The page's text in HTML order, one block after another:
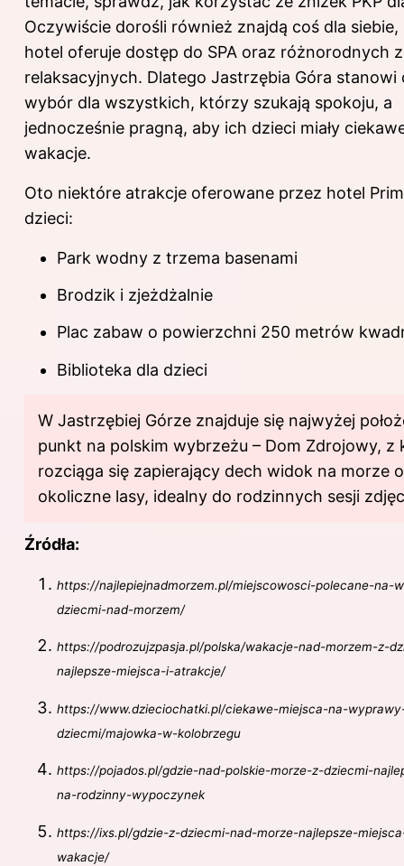
Oczywiście dorośli również znajdą coś dla
hotel oferuje dostęp do SPA oraz różnorodnych
relaksacyjnych. Dlatego Jastrzębia Góra stanowi
wybór dla wszystkich, którzy szukają spokoju, a
jednocześnie pragną, aby ich dzieci miały
wakacje.
Oto niektóre atrakcje oferowane przez hotel
dzieci:
Park wodny z trzema basenami
Brodzik i zjeżdżalnie
Plac zabaw o powierzchni 250 metrów
Biblioteka dla dzieci
W Jastrzębiej Górze znajduje się najwyżej
punkt na polskim wybrzeżu – Dom Zdrojowy, z
rozciąga się zapierający dech widok na morze
okoliczne lasy, idealny do rodzinnych sesji
Źródła:
https://najlepiejnadmorzem.pl/miejscowosci-polecane-na-
dziecmi-nad-morzem/
https://podrozujzpasja.pl/polska/wakacje-nad-morzem-z-
najlepsze-miejsca-i-atrakcje/
https://www.dzieciochatki.pl/ciekawe-miejsca-na-
dziecmi/majowka-w-kolobrzegu
https://pojados.pl/gdzie-nad-polskie-morze-z-dziecmi-
na-rodzinny-wypoczynek
https://ixs.pl/gdzie-z-dziecmi-nad-morze-najlepsze-
wakacje/